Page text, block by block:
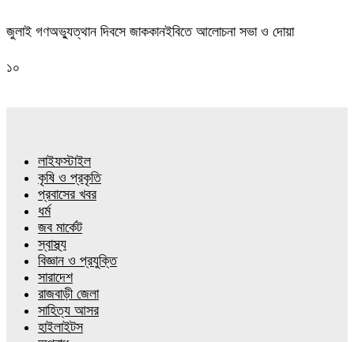
জুলাই গণঅভ্যুত্থান দিবসে জাককানইবিতে আলোচনা সভা ও দোয়া
১০
লাইফস্টাইল
কৃষি ও প্রকৃতি
প্রবাসের খবর
ধর্ম
জব মার্কেট
স্বাস্থ্য
বিজ্ঞান ও প্রযুক্তি
সারাদেশ
রাজবাড়ী জেলা
সাহিত্য আসর
হাইলাইটস